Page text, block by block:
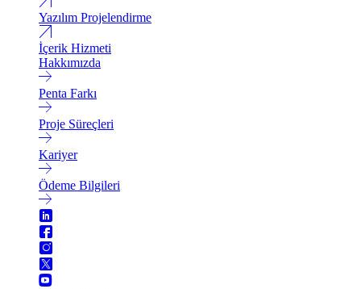
Yazılım Projelendirme
İçerik Hizmeti
Hakkımızda
Penta Farkı
Proje Süreçleri
Kariyer
Ödeme Bilgileri